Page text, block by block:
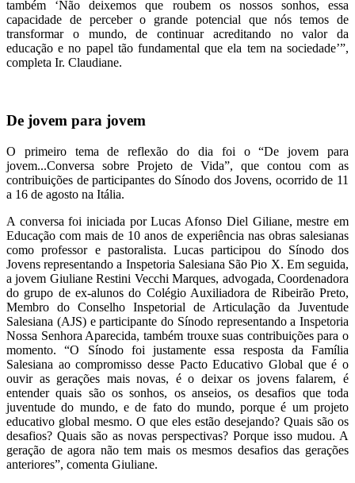
também ‘Não deixemos que roubem os nossos sonhos, essa
capacidade de perceber o grande potencial que nós temos de
transformar o mundo, de continuar acreditando no valor da
educação e no papel tão fundamental que ela tem na sociedade’”,
completa Ir. Claudiane.
De jovem para jovem
O primeiro tema de reflexão do dia foi o “De jovem para
jovem...Conversa sobre Projeto de Vida”, que contou com as
contribuições de participantes do Sínodo dos Jovens, ocorrido de 11
a 16 de agosto na Itália.
A conversa foi iniciada por Lucas Afonso Diel Giliane, mestre em
Educação com mais de 10 anos de experiência nas obras salesianas
como professor e pastoralista. Lucas participou do Sínodo dos
Jovens representando a Inspetoria Salesiana São Pio X. Em seguida,
a jovem Giuliane Restini Vecchi Marques, advogada, Coordenadora
do grupo de ex-alunos do Colégio Auxiliadora de Ribeirão Preto,
Membro do Conselho Inspetorial de Articulação da Juventude
Salesiana (AJS) e participante do Sínodo representando a Inspetoria
Nossa Senhora Aparecida, também trouxe suas contribuições para o
momento. “O Sínodo foi justamente essa resposta da Família
Salesiana ao compromisso desse Pacto Educativo Global que é o
ouvir as gerações mais novas, é o deixar os jovens falarem, é
entender quais são os sonhos, os anseios, os desafios que toda
juventude do mundo, e de fato do mundo, porque é um projeto
educativo global mesmo. O que eles estão desejando? Quais são os
desafios? Quais são as novas perspectivas? Porque isso mudou. A
geração de agora não tem mais os mesmos desafios das gerações
anteriores”, comenta Giuliane.